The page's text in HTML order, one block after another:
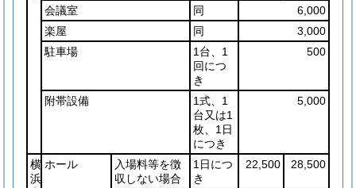
会議室
同
6,000
楽屋
同
3,000
駐車場
1台、1
回につ
き
500
附帯設備
1式、1
台又は1
枚、1日
につき
5,000
横
浜
ホール
入場料等を徴
収しない場合
1日につ
き
22,500 28,500